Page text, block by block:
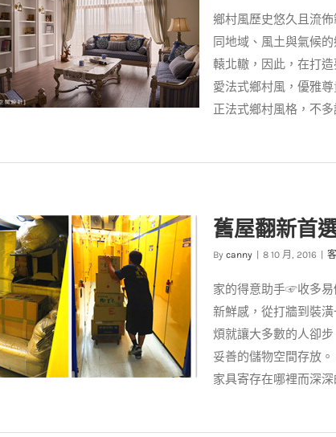
案例分享 裝潢設計
鄉村風歷史悠久且流
同地域、風土與氣候
轅北轍，因此，在打
愛法式鄉村風，優雅
正法式鄉村風格，不
舊屋翻新首
By canny 8 10 月, 2016
家的得意助手☞收多易
新鮮感，從打牆到裝
煩就讓大多數的人卻
妥善的儲物空間存放
家具寄存在哪裡而深